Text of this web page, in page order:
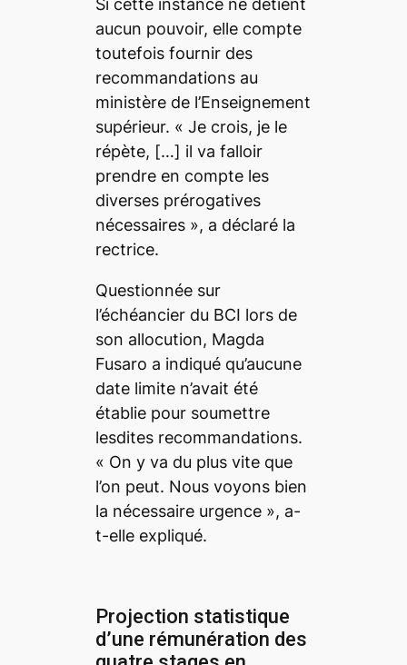
Si cette instance ne détient
aucun pouvoir, elle compte
toutefois fournir des
recommandations au
ministère de l’Enseignement
supérieur. « Je crois, je le
répète, […] il va falloir
prendre en compte les
diverses prérogatives
nécessaires », a déclaré la
rectrice.
Questionnée sur
l’échéancier du BCI lors de
son allocution, Magda
Fusaro a indiqué qu’aucune
date limite n’avait été
établie pour soumettre
lesdites recommandations.
« On y va du plus vite que
l’on peut. Nous voyons bien
la nécessaire urgence », a-
t-elle expliqué.